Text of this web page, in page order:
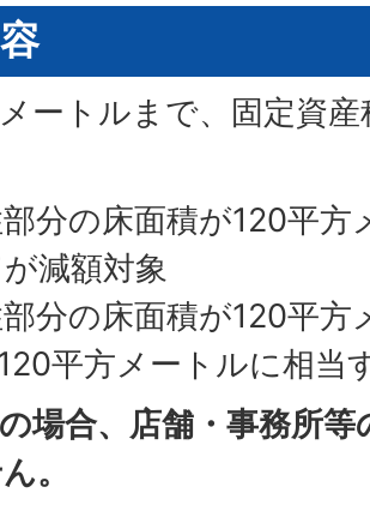
ートルまで、固定資
部分の床面積が120平
減額対象
分の床面積が120平
平方メートルに相当
場合、店舗・事務所
。